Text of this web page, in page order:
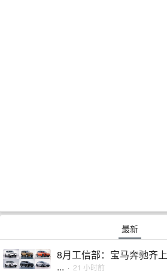
最新
8月工信部：宝马奔驰齐
... · 21 小时前